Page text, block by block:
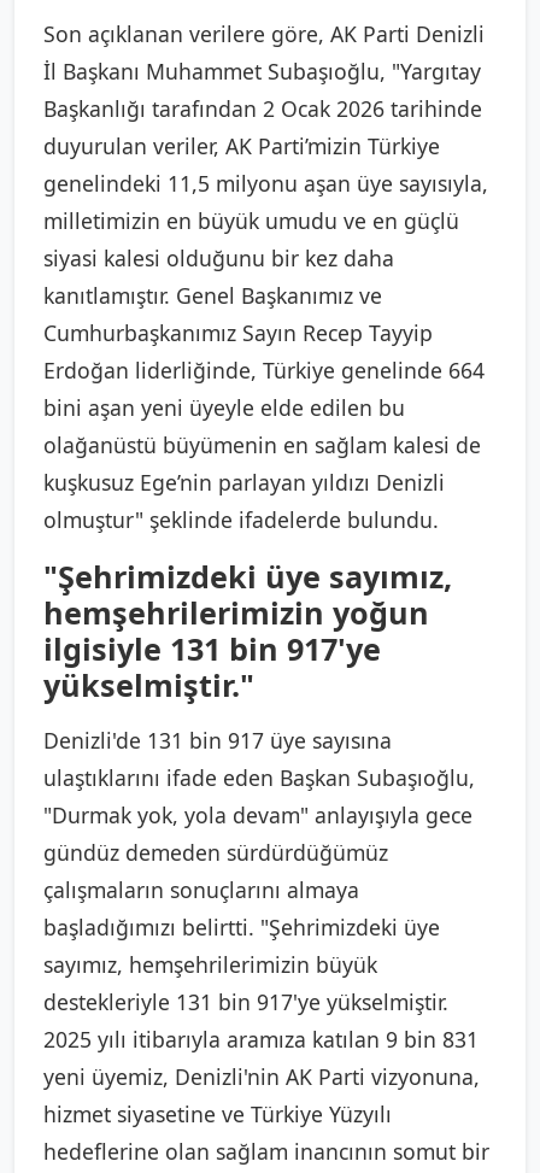
Son açıklanan verilere göre, AK Parti Denizli
İl Başkanı Muhammet Subaşıoğlu, "Yargıtay
Başkanlığı tarafından 2 Ocak 2026 tarihinde
duyurulan veriler, AK Parti’mizin Türkiye
genelindeki 11,5 milyonu aşan üye sayısıyla,
milletimizin en büyük umudu ve en güçlü
siyasi kalesi olduğunu bir kez daha
kanıtlamıştır. Genel Başkanımız ve
Cumhurbaşkanımız Sayın Recep Tayyip
Erdoğan liderliğinde, Türkiye genelinde 664
bini aşan yeni üyeyle elde edilen bu
olağanüstü büyümenin en sağlam kalesi de
kuşkusuz Ege’nin parlayan yıldızı Denizli
olmuştur" şeklinde ifadelerde bulundu.
"Şehrimizdeki üye sayımız,
hemşehrilerimizin yoğun
ilgisiyle 131 bin 917'ye
yükselmiştir."
Denizli'de 131 bin 917 üye sayısına
ulaştıklarını ifade eden Başkan Subaşıoğlu,
"Durmak yok, yola devam" anlayışıyla gece
gündüz demeden sürdürdüğümüz
çalışmaların sonuçlarını almaya
başladığımızı belirtti. "Şehrimizdeki üye
sayımız, hemşehrilerimizin büyük
destekleriyle 131 bin 917'ye yükselmiştir.
2025 yılı itibarıyla aramıza katılan 9 bin 831
yeni üyemiz, Denizli'nin AK Parti vizyonuna,
hizmet siyasetine ve Türkiye Yüzyılı
hedeflerine olan sağlam inancının somut bir